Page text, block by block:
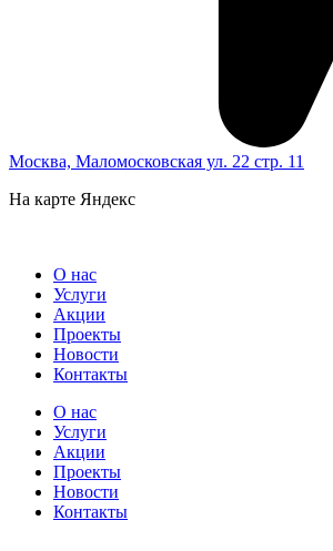
Москва, Маломосковская ул. 22 стр. 11
На карте Яндекс
О нас
Услуги
Акции
Проекты
Новости
Контакты
О нас
Услуги
Акции
Проекты
Новости
Контакты